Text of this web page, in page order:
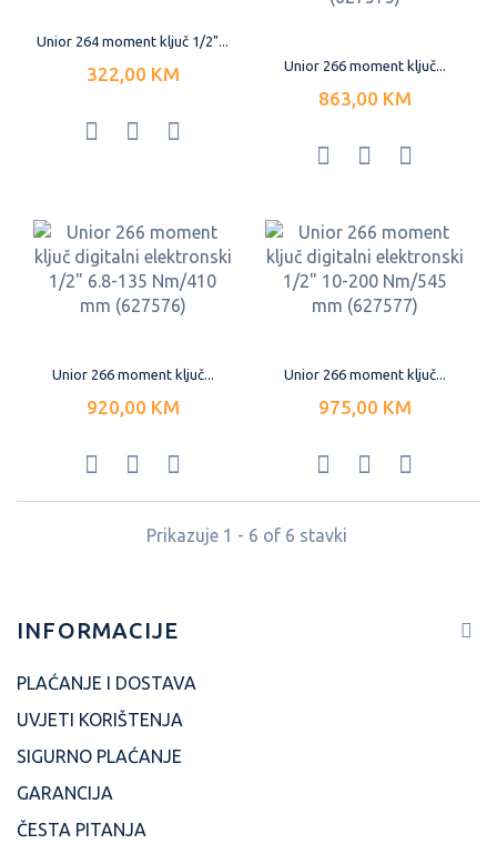
Unior 264 moment ključ 1/2"...
322,00 KM Unior 266 moment ključ...
863,00 KM
Unior 266 moment ključ...
920,00 KM
Unior 266 moment ključ...
975,00 KM
Prikazuje 1 - 6 of 6 stavki
INFORMACIJE
PLAĆANJE I DOSTAVA
UVJETI KORIŠTENJA
SIGURNO PLAĆANJE
GARANCIJA
ČESTA PITANJA